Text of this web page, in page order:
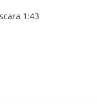
1:43